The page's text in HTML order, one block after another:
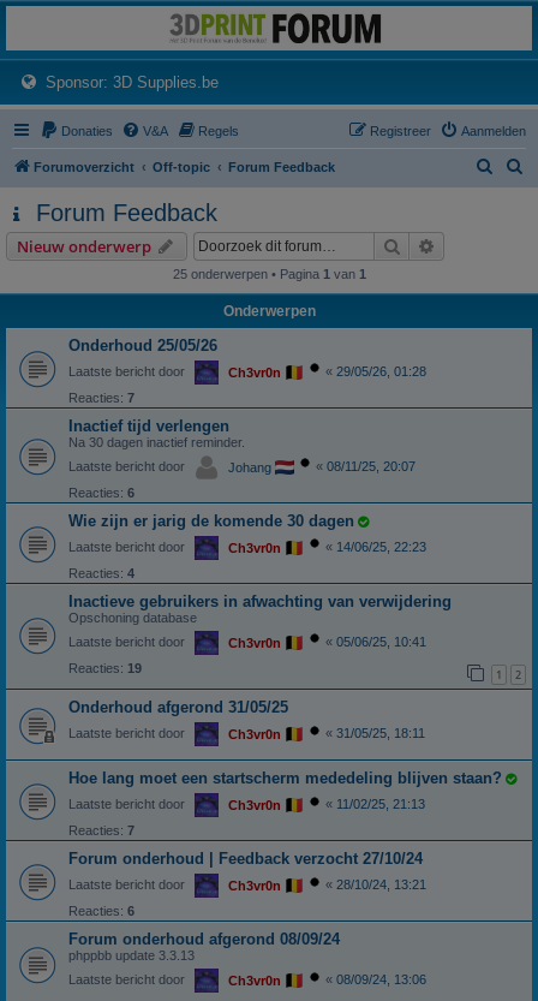
Het 3D print forum van de Benelux na de sluiting van 3dprintforum.nl
Sponsor: 3D Supplies.be(Opens a new tab)
Donaties V&A Regels Aanmelden
Registreer
Forumoverzicht Off-topic Forum Feedback
Forum Feedback
Nieuw onderwerp Zoek
25 onderwerpen • Pagina 1 van 1
Onderwerpen
Onderhoud 25/05/26
Laatste bericht door Ch3vr0n « 29/05/26, 01:28
Reacties: 7
Inactief tijd verlengen
Na 30 dagen inactief reminder.
Laatste bericht door
Johang « 08/11/25, 20:07
Reacties: 6
Wie zijn er jarig de komende 30 dagen
Laatste bericht door Ch3vr0n « 14/06/25, 22:23
Reacties: 4
Inactieve gebruikers in afwachting van verwijdering
Opschoning database
Laatste bericht door
Ch3vr0n « 05/06/25, 10:41
Reacties: 19 1 2
Onderhoud afgerond 31/05/25
Laatste bericht door Ch3vr0n « 31/05/25, 18:11
Hoe lang moet een startscherm mededeling blijven staan?
Laatste bericht door Ch3vr0n « 11/02/25, 21:13
Reacties: 7
Forum onderhoud | Feedback verzocht 27/10/24
Laatste bericht door Ch3vr0n « 28/10/24, 13:21
Reacties: 6
Forum onderhoud afgerond 08/09/24
phppbb update 3.3.13
Laatste bericht door
Ch3vr0n « 08/09/24, 13:06